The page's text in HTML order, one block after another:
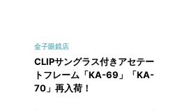
金子眼鏡店
CLIPサングラス付きアセテー
トフレーム「KA-69」「KA-
70」再入荷！